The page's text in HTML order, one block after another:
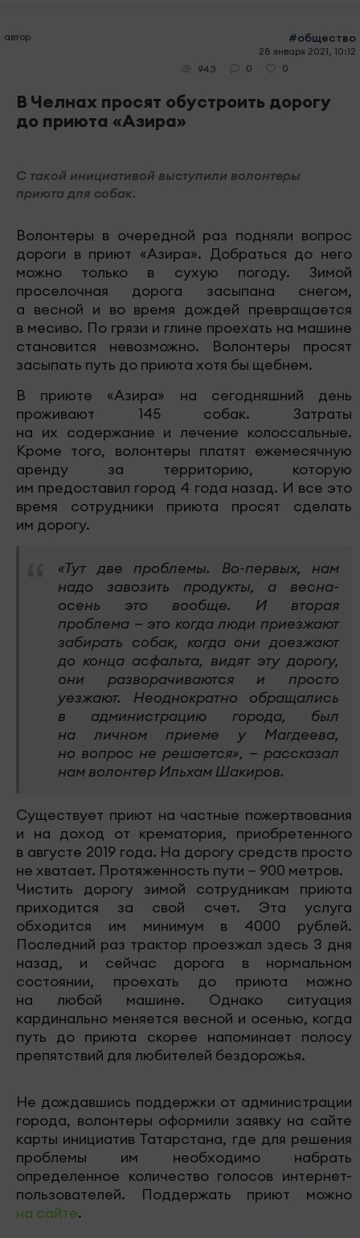
автор #общество
28 января 2021, 10:12
943
0 0
В Челнах просят обустроить дорогу
до приюта «Азира»
С такой инициативой выступили волонтеры
приюта для собак.
Волонтеры в очередной раз подняли вопрос
дороги в приют «Азира». Добраться до него
можно только в сухую погоду. Зимой
проселочная дорога засыпана снегом,
а весной и во время дождей превращается
в месиво. По грязи и глине проехать на машине
становится невозможно. Волонтеры просят
засыпать путь до приюта хотя бы щебнем.
В приюте «Азира» на сегодняшний день
проживают 145 собак. Затраты
на их содержание и лечение колоссальные.
Кроме того, волонтеры платят ежемесячную
аренду за территорию, которую
им предоставил город 4 года назад. И все это
время сотрудники приюта просят сделать
им дорогу.
«Тут две проблемы. Во-первых, нам
надо завозить продукты, а весна-
осень это вообще. И вторая
проблема — это когда люди приезжают
забирать собак, когда они доезжают
до конца асфальта, видят эту дорогу,
они разворачиваются и просто
уезжают. Неоднократно обращались
в администрацию города, был
на личном приеме у Магдеева,
но вопрос не решается», — рассказал
нам волонтер Ильхам Шакиров.
Существует приют на частные пожертвования
и на доход от крематория, приобретенного
в августе 2019 года. На дорогу средств просто
не хватает. Протяженность пути — 900 метров.
Чистить дорогу зимой сотрудникам приюта
приходится за свой счет. Эта услуга
обходится им минимум в 4000 рублей.
Последний раз трактор проезжал здесь 3 дня
назад, и сейчас дорога в нормальном
состоянии, проехать до приюта можно
на любой машине. Однако ситуация
кардинально меняется весной и осенью, когда
путь до приюта скорее напоминает полосу
препятствий для любителей бездорожья.
Не дождавшись поддержки от администрации
города, волонтеры оформили заявку на сайте
карты инициатив Татарстана, где для решения
проблемы им необходимо набрать
определенное количество голосов интернет-
пользователей. Поддержать приют можно
на сайте.